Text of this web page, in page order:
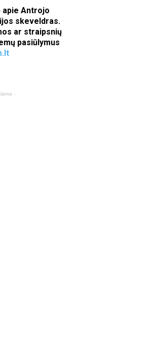
apie Antrojo
skeveldras.
ar straipsnių
pasiūlymus
-